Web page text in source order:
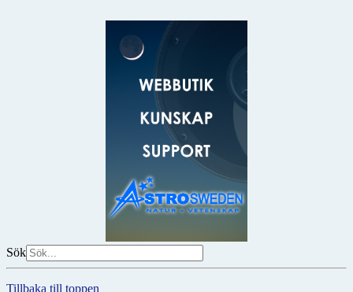
Sök
Tillbaka till toppen